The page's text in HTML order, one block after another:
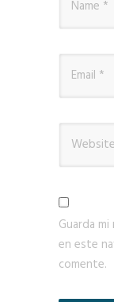
Guarda
en este
comente.